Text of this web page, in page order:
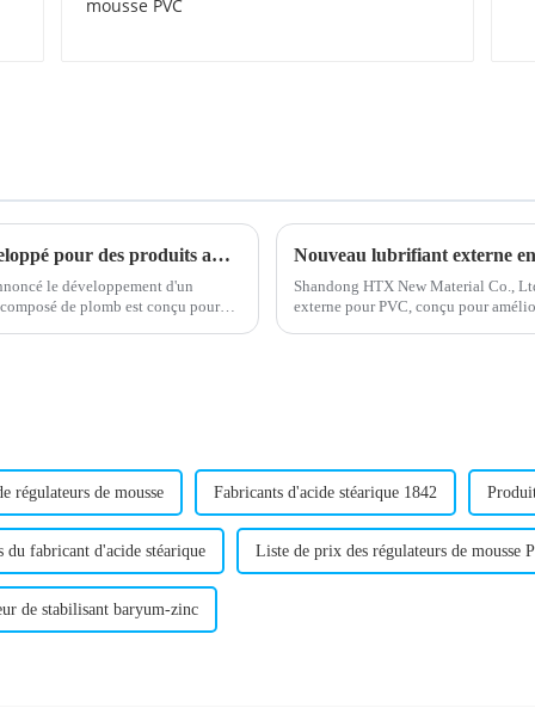
Nouveau composé stabilisant au plomb développé pour des produits améliorés
le développement d'un
de plomb est conçu pour
Shandong HTX New Material Co.,
externe pour PVC, conçu pour
régulateurs de mousse Fabricants d'acide stéarique 1842
du fabricant d'acide stéarique Liste de prix des régulateurs de mousse
de stabilisant baryum-zinc